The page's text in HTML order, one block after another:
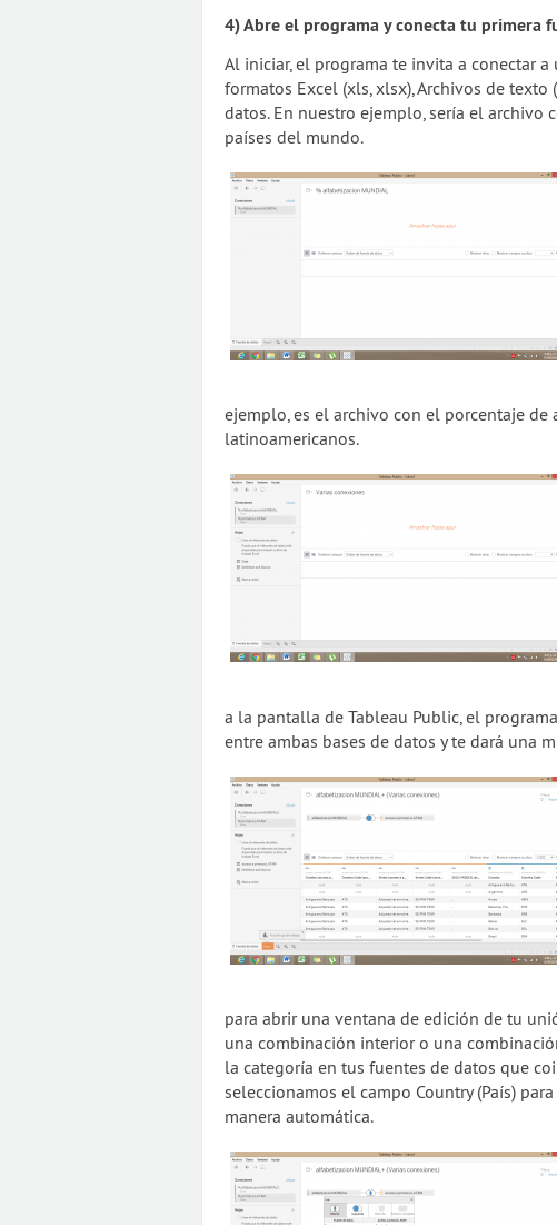
4) Abre el programa y conecta tu primera
Al iniciar, el programa te invita a conectar
formatos Excel (xls, xlsx), Archivos de texto
datos. En nuestro ejemplo, sería el
países del mundo.
ejemplo, es el archivo con el porcentaje de
latinoamericanos.
a la pantalla de Tableau Public, el
entre ambas bases de datos y te dará una
para abrir una ventana de edición de tu
una combinación interior o una
la categoría en tus fuentes de datos que
seleccionamos el campo Country (País)
manera automática.